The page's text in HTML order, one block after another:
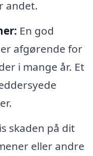
andet.
En god
afgørende for
i mange år. Et
skaden på dit
eller andre